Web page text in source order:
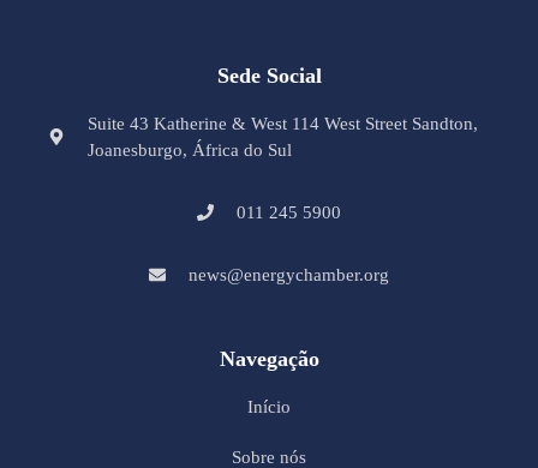
Sede Social
Suite 43 Katherine & West 114 West Street Sandton,
Joanesburgo, África do Sul
011 245 5900
news@energychamber.org
Navegação
Início
Sobre nós